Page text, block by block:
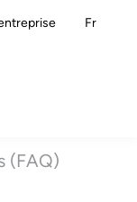
Fr
(FAQ)